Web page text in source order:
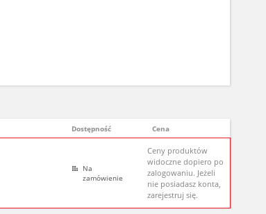
Dostępność Cena
Na
zamówienie
Ceny produktów
widoczne dopiero po
zalogowaniu. Jeżeli
nie posiadasz konta,
zarejestruj się.